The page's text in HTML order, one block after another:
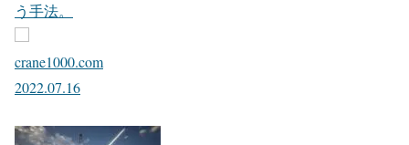
う手法。
crane1000.com
2022.07.16